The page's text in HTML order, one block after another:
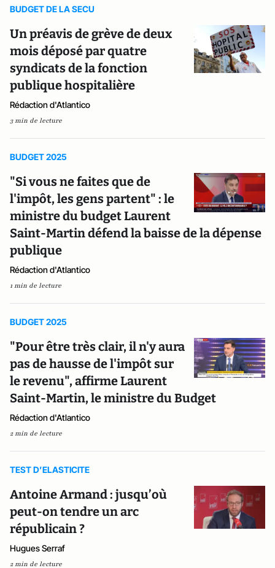
BUDGET DE LA SECU
Un préavis de grève de deux
mois déposé par quatre
syndicats de la fonction
publique hospitalière
Rédaction d'Atlantico
3 min de lecture
BUDGET 2025
"Si vous ne faites que de
l'impôt, les gens partent" : le
ministre du budget Laurent
Saint-Martin défend la baisse de la dépense
publique
Rédaction d'Atlantico
1 min de lecture
BUDGET 2025
"Pour être très clair, il n'y aura
pas de hausse de l'impôt sur
le revenu", affirme Laurent
Saint-Martin, le ministre du Budget
Rédaction d'Atlantico
2 min de lecture
TEST D’ELASTICITE
Antoine Armand : jusqu’où
peut-on tendre un arc
républicain ?
Hugues Serraf
2 min de lecture